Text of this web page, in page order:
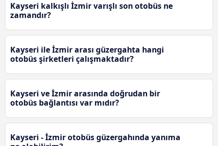
Kayseri kalkışlı İzmir varışlı son otobüs ne
zamandır?
Kayseri ile İzmir arası güzergahta hangi
otobüs şirketleri çalışmaktadır?
Kayseri ve İzmir arasında doğrudan bir
otobüs bağlantısı var mıdır?
Kayseri - İzmir otobüs güzergahında yanıma